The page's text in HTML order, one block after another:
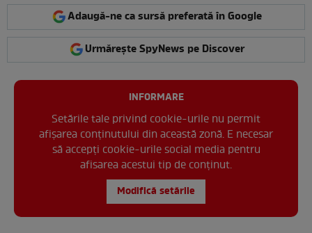
Adaugă-ne ca sursă preferată în Google
Urmărește SpyNews pe Discover
INFORMARE
Setările tale privind cookie-urile nu permit
afișarea conținutului din această zonă. E necesar
să accepți cookie-urile social media pentru
afisarea acestui tip de conținut.
Modifică setările